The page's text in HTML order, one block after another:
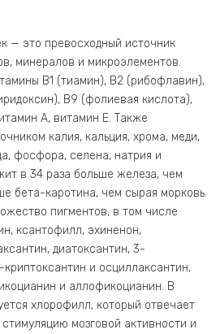
— это превосходный источник
минералов и микроэлементов.
В1 (тиамин), В2 (рибофлавин),
В9 (фолиевая кислота),
А, витамин Е. Также
калия, кальция, хрома, меди,
фосфора, селена, натрия и
в 34 раза больше железа, чем
бета-каротина, чем сырая морковь.
пигментов, в том числе
ксантофилл, эхиненон,
диатоксантин, 3-
и осциллаксантин,
и аллофикоцианин. В
хлорофилл, который отвечает
мозговой активности и